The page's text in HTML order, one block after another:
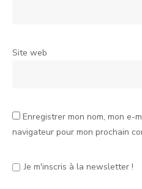
Site web
Enregistrer mon nom, mon e-
navigateur pour mon prochain
Je m'inscris à la newsletter !